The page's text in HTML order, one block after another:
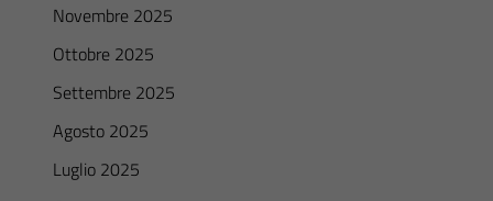
Novembre 2025
Ottobre 2025
Settembre 2025
Agosto 2025
Luglio 2025